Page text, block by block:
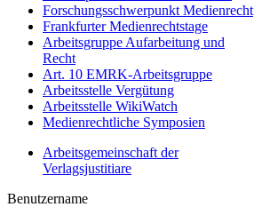
Forschungsschwerpunkt Medienrecht
Frankfurter Medienrechtstage
Arbeitsgruppe Aufarbeitung und
Recht
Art. 10 EMRK-Arbeitsgruppe
Arbeitsstelle Vergütung
Arbeitsstelle WikiWatch
Medienrechtliche Symposien
Arbeitsgemeinschaft der
Verlagsjustitiare
Benutzername